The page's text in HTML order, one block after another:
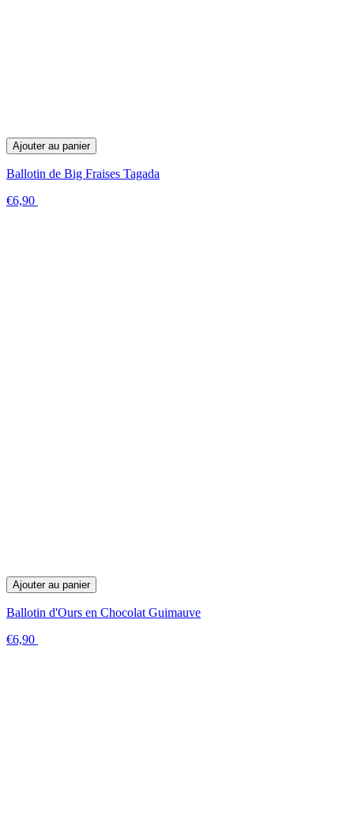
Ajouter au panier
Ballotin de Big Fraises Tagada
€6,90
Ajouter au panier
Ballotin d'Ours en Chocolat Guimauve
€6,90